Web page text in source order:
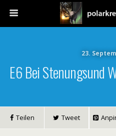
23.
E6 Bei Stenungsund
Teilen Tweet